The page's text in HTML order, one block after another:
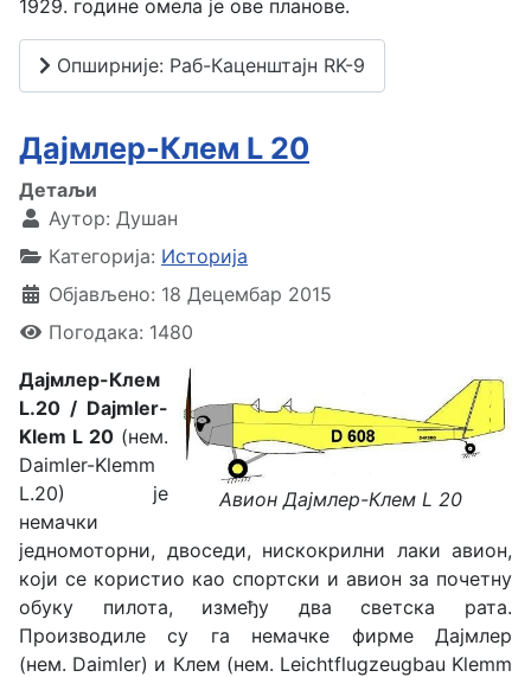
1929. године омела је ове планове.
Опширније: Раб-Каценштајн RK-9
Дајмлер-Клем L 20
Детаљи
Аутор: Душан
Категорија: Историја
Објављено: 18 Децембар 2015
Погодака: 1480
Авион Дајмлер-Клем L 20
Дајмлер-Клем
L.20 / Dajmler-
Klem L 20 (нем.
Daimler-Klemm
L.20) је
немачки
једномоторни, двоседи, нискокрилни лаки авион,
који се користио као спортски и авион за почетну
обуку пилота, између два светска рата.
Производиле су га немачке фирме Дајмлер
(нем. Daimler) и Клем (нем. Leichtflugzeugbau Klemm